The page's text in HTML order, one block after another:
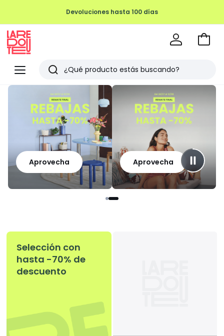
Devoluciones hasta 100 días
Menu
Redoute
Buscar
Últimos
artículos
vistos
Ir
Aprovecha Aprovecha
Selección con
hasta -70% de
descuento